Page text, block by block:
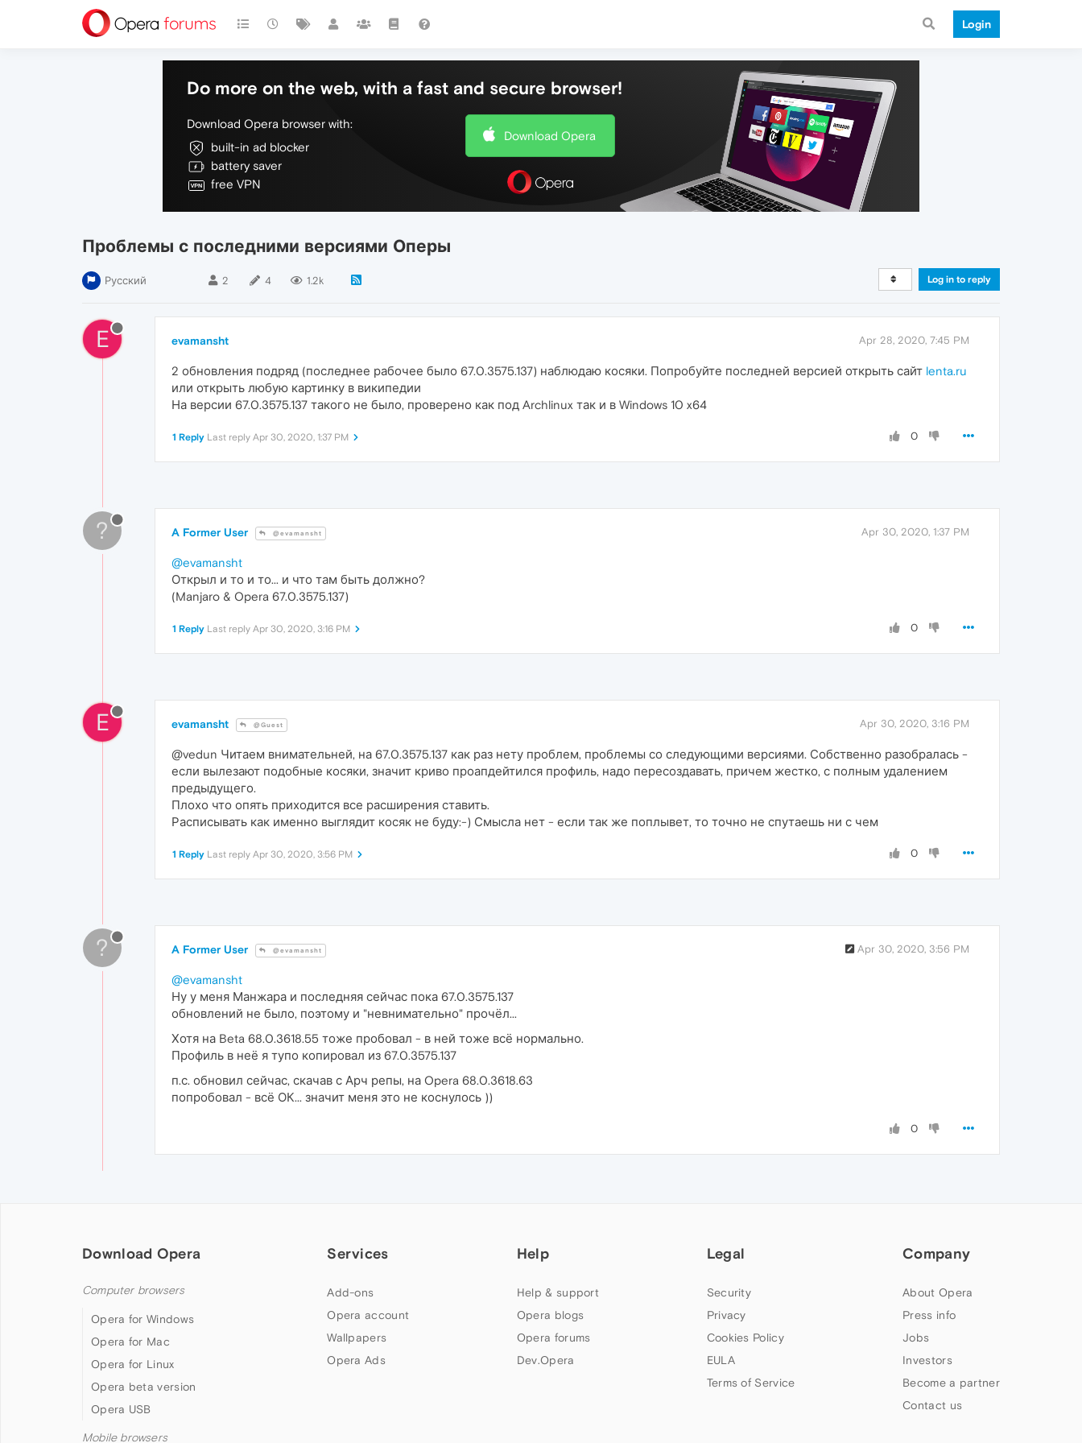
Login
Do more on the web, with a fast and secure browser!
Download Opera browser with:
built-in ad blocker
battery saver
free VPN
Download Opera
Проблемы с последними версиями Оперы
Русский 2 4 1.2k Log in to reply
E evamansht Apr 28, 2020, 7:45 PM
2 обновления подряд (последнее рабочее было 67.0.3575.137) наблюдаю косяки. Попробуйте последней версией открыть сайт lenta.ru
или открыть любую картинку в википедии
На версии 67.0.3575.137 такого не было, проверено как под Archlinux так и в Windows 10 x64
0
1 Reply Last reply Apr 30, 2020, 1:37 PM
? A Former User @evamansht Apr 30, 2020, 1:37 PM
@evamansht
Открыл и то и то... и что там быть должно?
(Manjaro & Opera 67.0.3575.137)
0
1 Reply Last reply Apr 30, 2020, 3:16 PM
E evamansht @Guest Apr 30, 2020, 3:16 PM
@vedun Читаем внимательней, на 67.0.3575.137 как раз нету проблем, проблемы со следующими версиями. Собственно разобралась -
если вылезают подобные косяки, значит криво проапдейтился профиль, надо пересоздавать, причем жестко, с полным удалением
предыдущего.
Плохо что опять приходится все расширения ставить.
Расписывать как именно выглядит косяк не буду:-) Смысла нет - если так же поплывет, то точно не спутаешь ни с чем
0
1 Reply Last reply Apr 30, 2020, 3:56 PM
? A Former User @evamansht Apr 30, 2020, 3:56 PM
@evamansht
Ну у меня Манжара и последняя сейчас пока 67.0.3575.137
обновлений не было, поэтому и "невнимательно" прочёл...
Хотя на Beta 68.0.3618.55 тоже пробовал - в ней тоже всё нормально.
Профиль в неё я тупо копировал из 67.0.3575.137
п.с. обновил сейчас, скачав с Арч репы, на Opera 68.0.3618.63
попробовал - всё ОК... значит меня это не коснулось ))
0
Download Opera
Computer browsers
Opera for Windows
Opera for Mac
Opera for Linux
Opera beta version
Opera USB
Mobile browsers
Services
Add-ons
Opera account
Wallpapers
Opera Ads
Help
Help & support
Opera blogs
Opera forums
Dev.Opera
Legal
Security
Privacy
Cookies Policy
EULA
Terms of Service
Company
About Opera
Press info
Jobs
Investors
Become a partner
Contact us